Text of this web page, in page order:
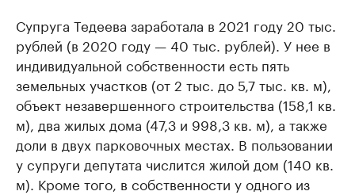
Супруга Тедеева заработала в 2021 году 20 тыс.
рублей (в 2020 году — 40 тыс. рублей). У нее в
индивидуальной собственности есть пять
земельных участков (от 2 тыс. до 5,7 тыс. кв. м),
объект незавершенного строительства (158,1 кв.
м), два жилых дома (47,3 и 998,3 кв. м), а также
доли в двух парковочных местах. В пользовании
у супруги депутата числится жилой дом (140 кв.
м). Кроме того, в собственности у одного из